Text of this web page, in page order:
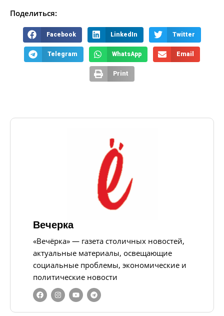
Поделиться:
Facebook LinkedIn Twitter
Telegram WhatsApp Email
Print
Вечерка
«Вечёрка» — газета столичных новостей,
актуальные материалы, освещающие
социальные проблемы, экономические и
политические новости